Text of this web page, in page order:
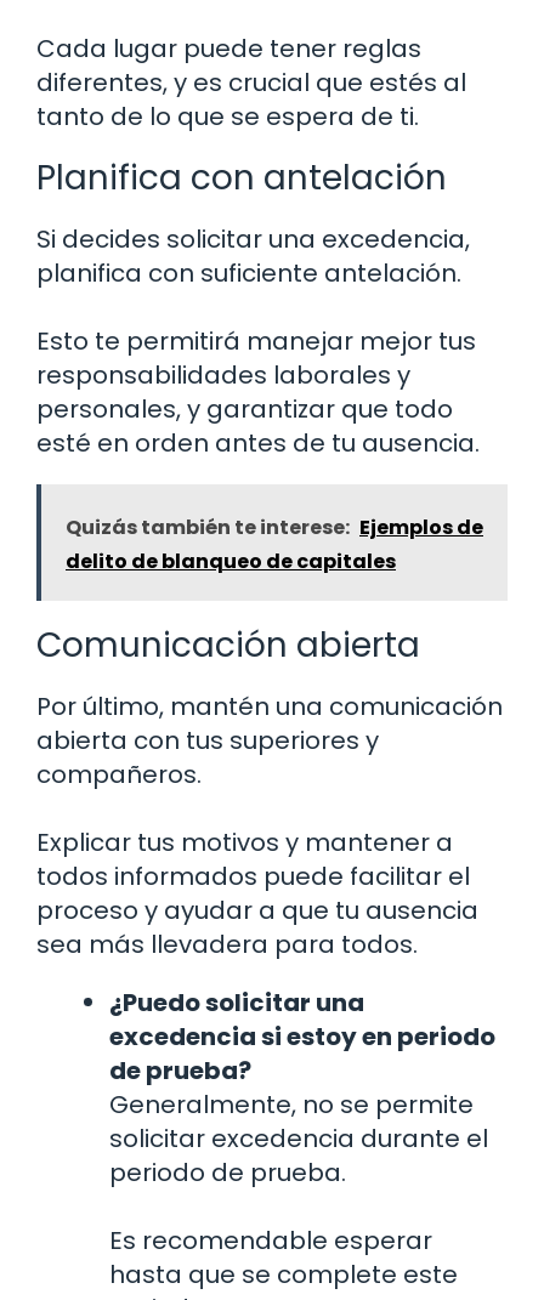
Cada lugar puede tener reglas
diferentes, y es crucial que estés al
tanto de lo que se espera de ti.
Planifica con antelación
Si decides solicitar una excedencia,
planifica con suficiente antelación.
Esto te permitirá manejar mejor tus
responsabilidades laborales y
personales, y garantizar que todo
esté en orden antes de tu ausencia.
Quizás también te interese: Ejemplos de
delito de blanqueo de capitales
Comunicación abierta
Por último, mantén una comunicación
abierta con tus superiores y
compañeros.
Explicar tus motivos y mantener a
todos informados puede facilitar el
proceso y ayudar a que tu ausencia
sea más llevadera para todos.
¿Puedo solicitar una
excedencia si estoy en periodo
de prueba?
Generalmente, no se permite
solicitar excedencia durante el
periodo de prueba.
Es recomendable esperar
hasta que se complete este